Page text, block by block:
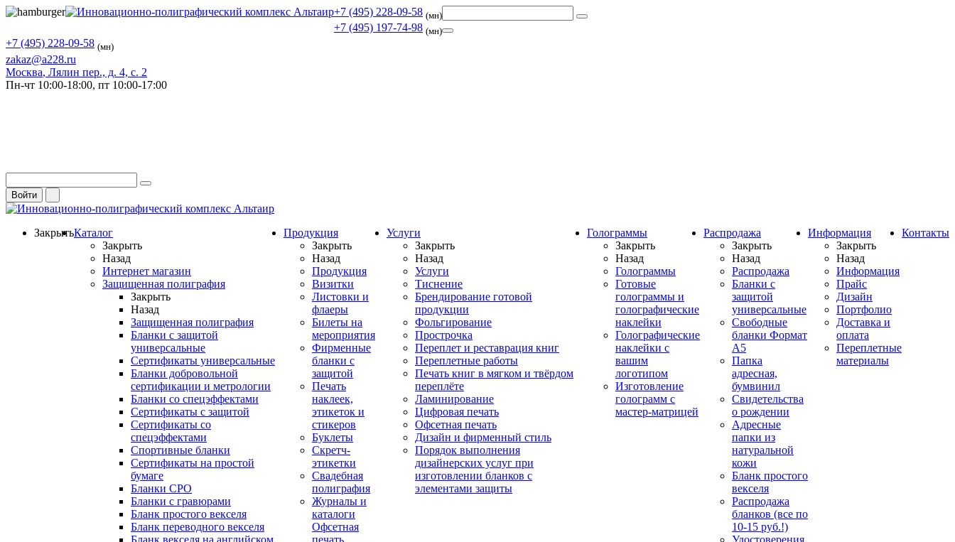
+7 (495) 228-09-58 (мн)
+7 (495) 197-74-98 (мн)
+7 (495) 228-09-58 (мн)
zakaz@a228.ru
Москва, Лялин пер., д. 4, с. 2
Пн-чт 10:00-18:00, пт 10:00-17:00
Войти
ЗакрытьКаталог
Закрыть
Назад
Интернет магазин
Защищенная полиграфия
Закрыть
Назад
Защищенная полиграфия
Бланки с защитой
универсальные
Сертификаты универсальные
Бланки добровольной
сертификации и метрологии
Бланки со спецэффектами
Сертификаты с защитой
Сертификаты со
спецэффектами
Спортивные бланки
Cертификаты на простой
бумаге
Бланки СРО
Бланки с гравюрами
Бланк простого векселя
Бланк переводного векселя
Бланк векселя на английском
Продукция
Закрыть
Назад
Продукция
Визитки
Листовки и
флаеры
Билеты на
мероприятия
Фирменные
бланки с
защитой
Печать
наклеек,
этикеток и
стикеров
Буклеты
Скретч-
этикетки
Свадебная
полиграфия
Журналы и
каталоги
Офсетная
печать
Услуги
Закрыть
Назад
Услуги
Тиснение
Брендирование готовой
продукции
Фольгирование
Прострочка
Переплет и реставрация книг
Переплетные работы
Печать книг в мягком и твёрдом
переплёте
Ламинирование
Цифровая печать
Офсетная печать
Дизайн и фирменный стиль
Порядок выполнения
дизайнерских услуг при
изготовлении бланков с
элементами защиты
Голограммы
Закрыть
Назад
Голограммы
Готовые
голограммы и
голографические
наклейки
Голографические
наклейки с
вашим
логотипом
Изготовление
голограмм с
мастер-матрицей
Распродажа
Закрыть
Назад
Распродажа
Бланки с
защитой
универсальные
Свободные
бланки Формат
А5
Папка
адресная,
бумвинил
Свидетельства
о рождении
Адресные
папки из
натуральной
кожи
Бланк простого
векселя
Распродажа
бланков (все по
10-15 руб.!)
Удостоверения
Информация
Закрыть
Назад
Информация
Прайс
Дизайн
Портфолио
Доставка и
оплата
Переплетные
материалы
Контакты